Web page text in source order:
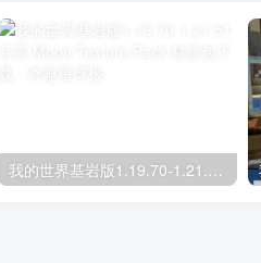
我的世界基岩版1.19.70-1.21.51月亮 Moon Texture Pack 材质包下载